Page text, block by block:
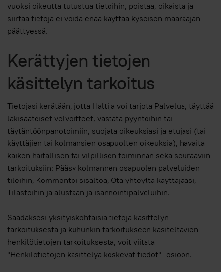
vuoksi oikeutta tutustua tietoihin, poistaa, oikaista ja
siirtää tietoja ei voida enää käyttää kyseisen määräajan
päättyessä.
Kerättyjen tietojen
käsittelyn tarkoitus
Tietojasi kerätään, jotta Haltija voi tarjota Palvelua, täyttää
lakisääteiset velvoitteet, vastata pyyntöihin tai
täytäntöönpanotoimiin, suojata oikeuksiasi ja etujasi (tai
käyttäjien tai kolmansien osapuolten oikeuksia), havaita
kaiken haitallisen tai vilpillisen toiminnan sekä seuraaviin
tarkoituksiin: Pääsy kolmannen osapuolen palveluiden
tileihin, Kommentoi sisältöä, Ota yhteyttä käyttäjääsi,
Tilastoihin ja alustaan ja isännöintipalveluihin.
Saadaksesi yksityiskohtaisia tietoja käsittelyn
tarkoituksesta ja kuhunkin tarkoitukseen käsiteltävien
henkilötietojen tarkoituksesta, voit viitata
"Henkilötietojen käsittelyä koskevat tiedot" -osioon.